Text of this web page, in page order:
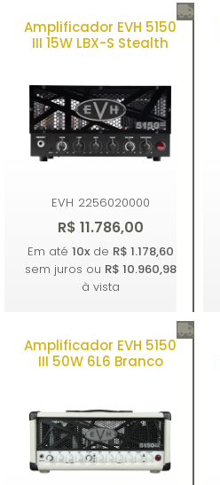
Comprar
Amplificador EVH 5150
III 15W LBX-S Stealth
EVH 2256020000
R$ 11.786,00
Comprar
Em até 10xde R$ 1.178,60
sem juros ou R$ 10.960,98
à vista
Amplificador EVH 5150
III 50W 6L6 Branco